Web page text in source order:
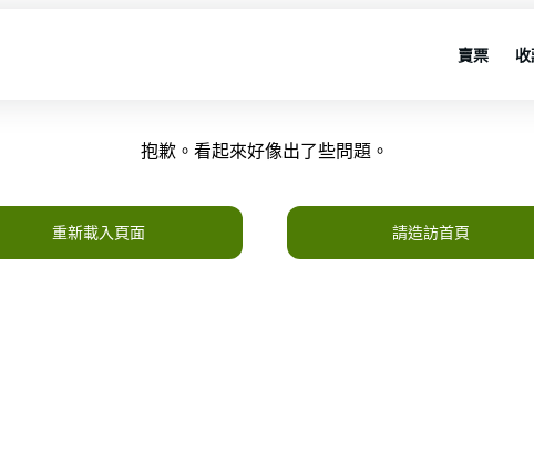
賣票
抱歉。看起來好像出了些問題。
重新載入頁面 請造訪首頁